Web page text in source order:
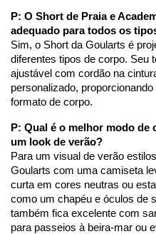
P: O Short de Praia e
adequado para todos os
Sim, o Short da Goularts é
diferentes tipos de corpo. Seu
ajustável com cordão na
personalizado,
formato de corpo.
P: Qual é o melhor modo
um look de verão?
Para um visual de verão
Goularts com uma camiseta
curta em cores neutras ou
como um chapéu e óculos de
também fica excelente com
para passeios à beira-mar ou